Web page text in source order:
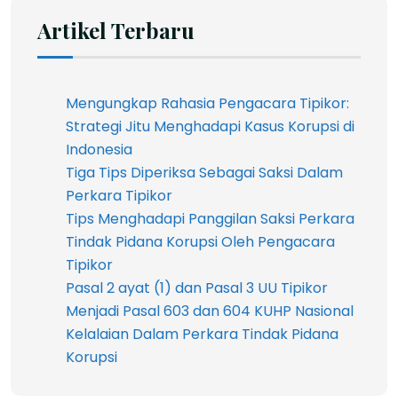
Artikel Terbaru
Mengungkap Rahasia Pengacara Tipikor:
Strategi Jitu Menghadapi Kasus Korupsi di
Indonesia
Tiga Tips Diperiksa Sebagai Saksi Dalam
Perkara Tipikor
Tips Menghadapi Panggilan Saksi Perkara
Tindak Pidana Korupsi Oleh Pengacara
Tipikor
Pasal 2 ayat (1) dan Pasal 3 UU Tipikor
Menjadi Pasal 603 dan 604 KUHP Nasional
Kelalaian Dalam Perkara Tindak Pidana
Korupsi